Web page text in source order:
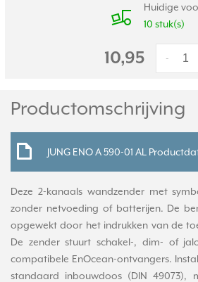
Huidige
10 stuk(s)
10,95 -
Productomschrijving
JUNG ENO A 590-01 AL
Deze 2-kanaals wandzender met
zonder netvoeding of batterijen. De
opgewekt door het indrukken van de
De zender stuurt schakel-, dim- of
compatibele EnOcean-ontvangers.
standaard inbouwdoos (DIN 49073),